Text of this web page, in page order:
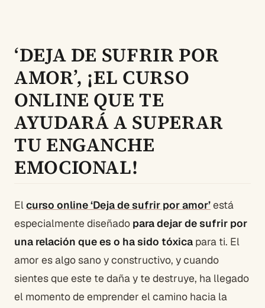
‘DEJA DE SUFRIR POR
AMOR’, ¡EL CURSO
ONLINE QUE TE
AYUDARÁ A SUPERAR
TU ENGANCHE
EMOCIONAL!
Elcurso online ‘Deja de sufrir por amor’está
especialmente diseñado para dejar de sufrir por
una relación que es o ha sido tóxica para ti. El
amor es algo sano y constructivo, y cuando
sientes que este te daña y te destruye, ha llegado
el momento de emprender el camino hacia la